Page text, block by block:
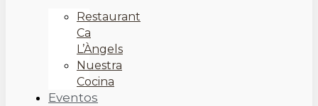
Restaurant
Ca
L’Àngels
Nuestra
Cocina
Eventos